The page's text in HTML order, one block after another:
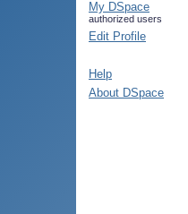
My DSpace
authorized users
Edit Profile
Help
About DSpace